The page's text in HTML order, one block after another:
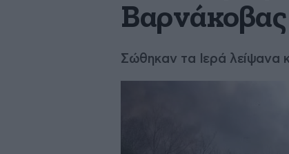
Βαρνάκοβας
Σώθηκαν τα Ιερά λείψανα